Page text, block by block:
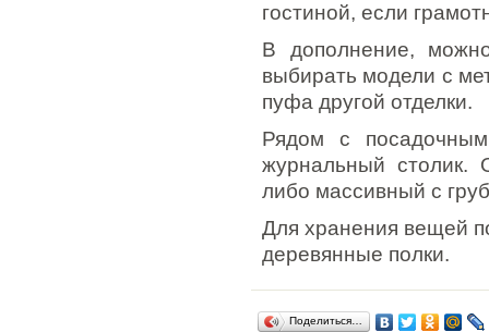
гостиной, если
В дополнение,
выбирать модели с
пуфа другой отделки.
Рядом с
журнальный столик.
либо массивный с
Для хранения вещей
деревянные полки.
Поделиться…